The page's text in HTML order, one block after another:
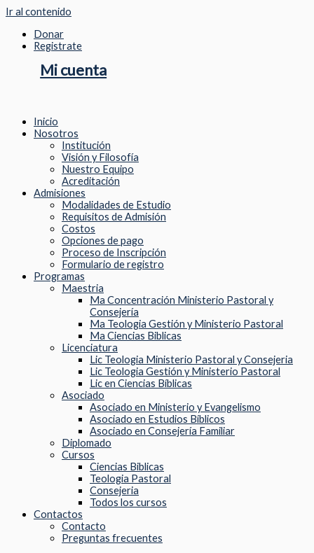
Ir al contenido
Donar
Registrate
Mi cuenta
Inicio
Nosotros
Institución
Visión y Filosofía
Nuestro Equipo
Acreditación
Admisiones
Modalidades de Estudio
Requisitos de Admisión
Costos
Opciones de pago
Proceso de Inscripción
Formulario de registro
Programas
Maestria
Ma Concentración Ministerio Pastoral y
Consejería
Ma Teologia Gestión y Ministerio Pastoral
Ma Ciencias Biblicas
Licenciatura
Lic Teologia Ministerio Pastoral y Consejeria
Lic Teologia Gestión y Ministerio Pastoral
Lic en Ciencias Bíblicas
Asociado
Asociado en Ministerio y Evangelismo
Asociado en Estudios Bíblicos
Asociado en Consejería Familiar
Diplomado
Cursos
Ciencias Biblicas
Teologia Pastoral
Consejeria
Todos los cursos
Contactos
Contacto
Preguntas frecuentes